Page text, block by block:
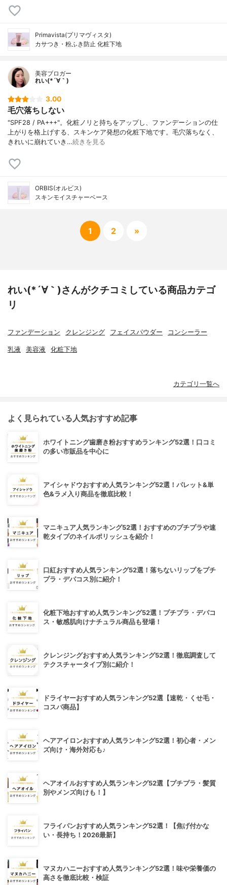
Primavista(プリマヴィスタ)
カサつき・粉ふき防止 化粧下地
美容ブロガー
れい(*´∀｀)
3.00
毛穴落ちしない
"SPF28 / PA+++"。化粧ノリと持ちをアップし、ファンデーションの仕
上がりを格上げする、スキンケア発想の化粧下地です。毛穴落ちなく、
きれいに崩れていき…続きを見る
ORBIS(オルビス)
スキンモイスチャーベース
1 2 »
れい(*´∀｀)さんがクチコミしている商品カテゴ
リ
ファンデーション クレンジング フェイスパウダー コンシーラー
乳液 美容液 化粧下地
カテゴリ一覧へ
よく見られている人気おすすめ記事
ホワイトニング歯磨き粉おすすめランキング52選！口コミ
の多い市販品を中心に
アイシャドウおすすめ人気ランキング52選！パレット&単
色&ラメ入り商品を徹底比較！
マニキュア人気ランキング52選！おすすめのプチプラや速
乾タイプのネイルポリッシュを紹介！
口紅おすすめ人気ランキング52選！落ちないリップをプチ
プラ・デパコス別に紹介！
化粧下地おすすめ人気ランキング52選！プチプラ・デパコ
ス・敏感肌向けナチュラル商品も登場！
クレンジングおすすめ人気ランキング52選！徹底調査して
テクスチャータイプ別に紹介！
ドライヤーおすすめ人気ランキング52選【速乾・くせ毛・
コスパ商品】
ヘアアイロンおすすめ人気ランキング52選！初心者・メン
ズ向け・海外対応も♪
ヘアオイルおすすめ人気ランキング52選【プチプラ・髪質
別やメンズ向けも！】
フライパンおすすめ人気ランキング52選！【焦げ付かな
い・長持ち！2026最新】
マヌカハニーおすすめ人気ランキング52選！味や栄養価の
高さを徹底比較・検証